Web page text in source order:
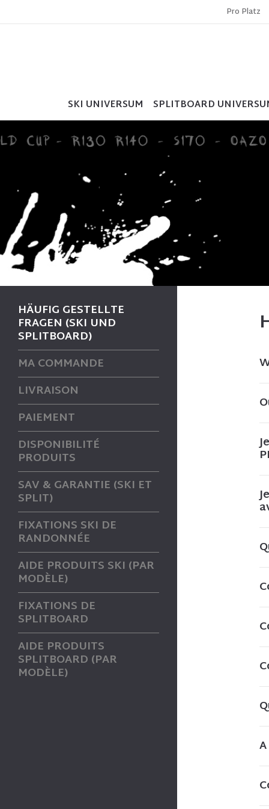
Pro Platz
SKI UNIVERSUM SPLITBOARD
HÄUFIG GESTELLTE
FRAGEN (SKI UND
SPLITBOARD)
MA COMMANDE
LIVRAISON
PAIEMENT
DISPONIBILITÉ
PRODUITS
SAV & GARANTIE (SKI ET
SPLIT)
FIXATIONS SKI DE
RANDONNÉE
AIDE PRODUITS SKI (PAR
MODÈLE)
FIXATIONS DE
SPLITBOARD
AIDE PRODUITS
SPLITBOARD (PAR
MODÈLE)